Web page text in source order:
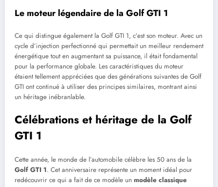
Le moteur légendaire de la Golf GTI 1
Ce qui distingue également la Golf GTI 1, c’est son moteur. Avec un
cycle d’injection perfectionné qui permettait un meilleur rendement
énergétique tout en augmentant sa puissance, il était fondamental
pour la performance globale. Les caractéristiques du moteur
étaient tellement appréciées que des générations suivantes de Golf
GTI ont continué à utiliser des principes similaires, montrant ainsi
un héritage inébranlable.
Célébrations et héritage de la Golf
GTI 1
Cette année, le monde de l’automobile célèbre les 50 ans de la
Golf GTI 1. Cet anniversaire représente un moment idéal pour
redécouvrir ce qui a fait de ce modèle un modèle classique